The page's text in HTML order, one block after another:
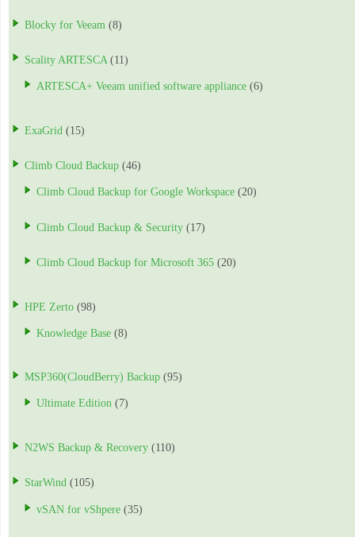
Blocky for Veeam (8)
Scality ARTESCA (11)
ARTESCA+ Veeam unified software appliance (6)
ExaGrid (15)
Climb Cloud Backup (46)
Climb Cloud Backup for Google Workspace (20)
Climb Cloud Backup & Security (17)
Climb Cloud Backup for Microsoft 365 (20)
HPE Zerto (98)
Knowledge Base (8)
MSP360(CloudBerry) Backup (95)
Ultimate Edition (7)
N2WS Backup & Recovery (110)
StarWind (105)
vSAN for vShpere (35)